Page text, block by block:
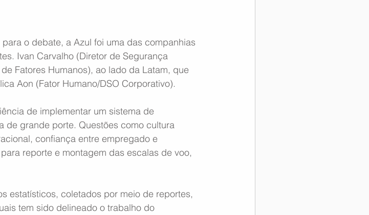
o debate, a Azul foi uma das companhias
Ivan Carvalho (Diretor de Segurança
Fatores Humanos), ao lado da Latam, que
Aon (Fator Humano/DSO Corporativo).
de implementar um sistema de
de grande porte. Questões como cultura
confiança entre empregado e
reporte e montagem das escalas de voo,
estatísticos, coletados por meio de reportes,
tem sido delineado o trabalho do